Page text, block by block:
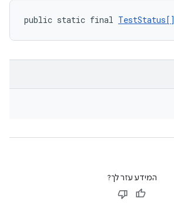
public static final TestStatus[]
המידע עזר לך?